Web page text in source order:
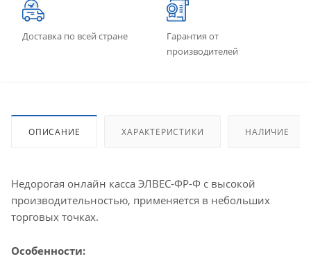
Доставка по всей стране
Гарантия от
производителей
ОПИСАНИЕ ХАРАКТЕРИСТИКИ НАЛИЧИЕ
Недорогая онлайн касса ЭЛВЕС-ФР-Ф с высокой
производительностью, применяется в небольших
торговых точках.
Особенности: